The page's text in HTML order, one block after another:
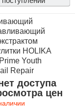
HOLIKA
Youth
Repair
доступа
цен